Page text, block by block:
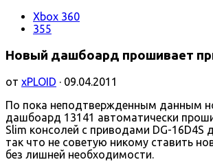
Xbox 360
355
Новый дашбоард прошивает
от xPLOID · 09.04.2011
По пока неподтвержденным данным
дашбоард 13141 автоматически
Slim консолей с приводами DG-16D4S
так что не советую никому ставить
без лишней необходимости.